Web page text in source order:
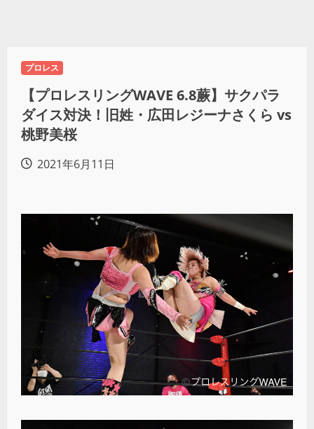
プロレス
【プロレスリングWAVE 6.8蕨】サクパラ
ダイス対決！旧姓・広田レジーナさくら vs
桃野美桜
2021年6月11日